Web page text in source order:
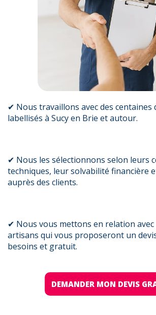
✔ Nous travaillons avec des centaines
labellisés à Sucy en Brie et autour.
✔ Nous les sélectionnons selon leurs
techniques, leur solvabilité financière
auprès des clients.
✔ Nous vous mettons en relation
artisans qui vous proposeront un
besoins et gratuit.
DEMANDER MON DEVIS